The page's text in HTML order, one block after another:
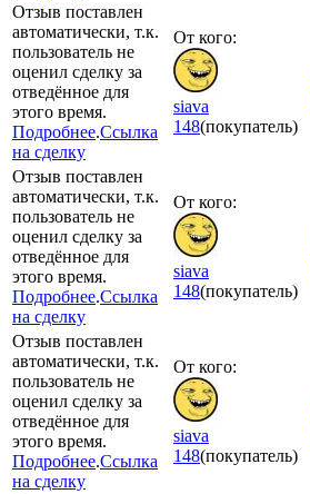
Отзыв поставлен
автоматически, т.к.
пользователь не
оценил сделку за
отведённое для
этого время.
Подробнее.Ссылка
на сделку
От кого:
siava
148(покупатель)
Отзыв поставлен
автоматически, т.к.
пользователь не
оценил сделку за
отведённое для
этого время.
Подробнее.Ссылка
на сделку
От кого:
siava
148(покупатель)
Отзыв поставлен
автоматически, т.к.
пользователь не
оценил сделку за
отведённое для
этого время.
Подробнее.Ссылка
на сделку
От кого:
siava
148(покупатель)